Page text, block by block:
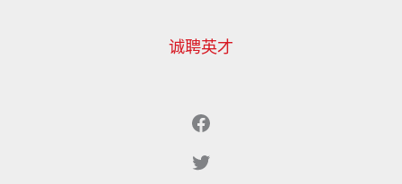
诚聘英才
Facebook
Twitter（现为X）